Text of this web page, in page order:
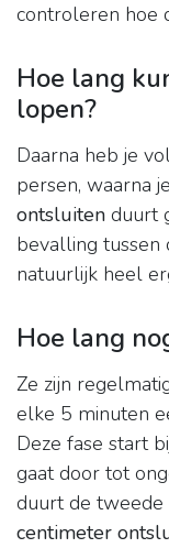
controleren hoe
Hoe lang
lopen?
Daarna heb je
persen, waarna
ontsluiten duurt
bevalling tussen
natuurlijk heel
Hoe lang
Ze zijn
elke 5 minuten
Deze fase start
gaat door tot
duurt de tweede
centimeter